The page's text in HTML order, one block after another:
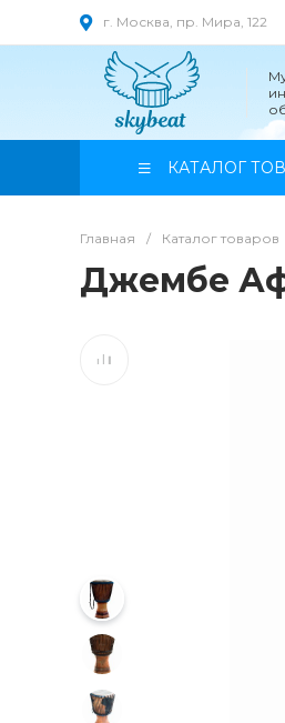
г. Москва, пр. Мира, 122
КАТАЛОГ
Главная / Каталог товаров
Джембе